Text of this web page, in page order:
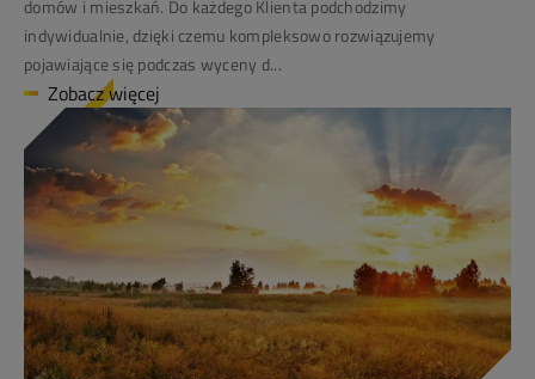
domów i mieszkań. Do każdego Klienta podchodzimy
indywidualnie, dzięki czemu kompleksowo rozwiązujemy
pojawiające się podczas wyceny d...
Zobacz więcej